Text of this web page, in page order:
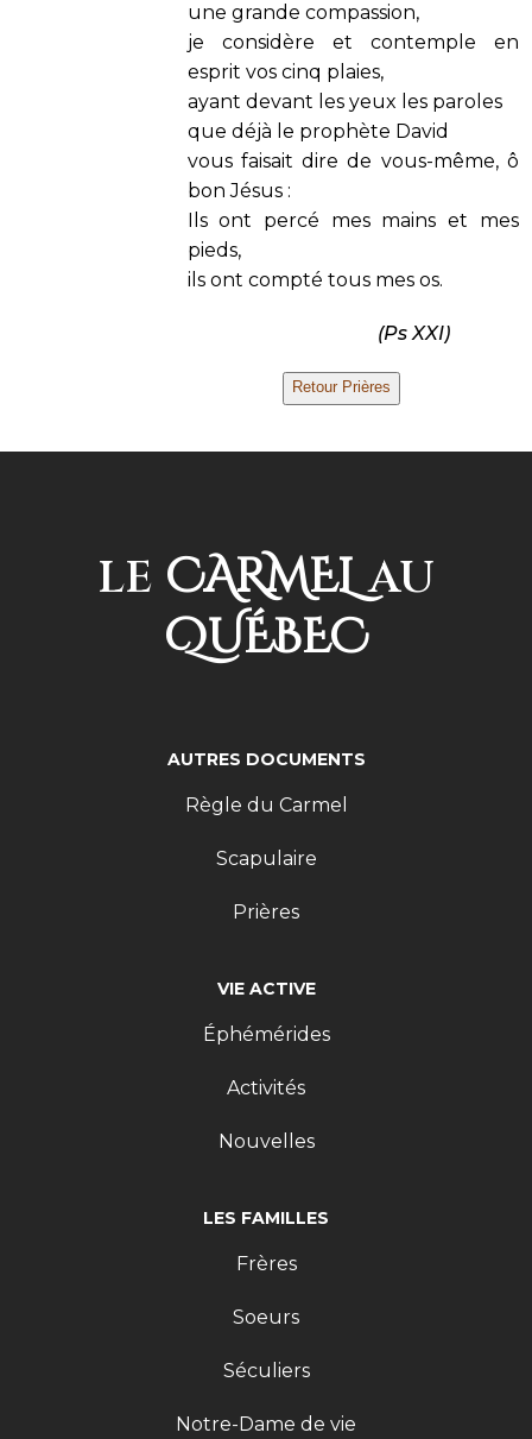
une grande compassion,
je considère et contemple en
esprit vos cinq plaies,
ayant devant les yeux les paroles
que déjà le prophète David
vous faisait dire de vous-même, ô
bon Jésus :
Ils ont percé mes mains et mes
pieds,
ils ont compté tous mes os.
(Ps XXI)
LE CARMELAU
QUÉBEC
LES FAMILLES
Frères
Soeurs
Séculiers
Notre-Dame de vie
VIE ACTIVE
Éphémérides
Activités
Nouvelles
AUTRES DOCUMENTS
Règle du Carmel
Scapulaire
Prières